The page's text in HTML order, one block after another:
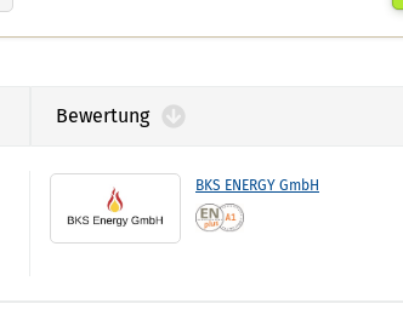
Bewertung
BKS ENERGY GmbH